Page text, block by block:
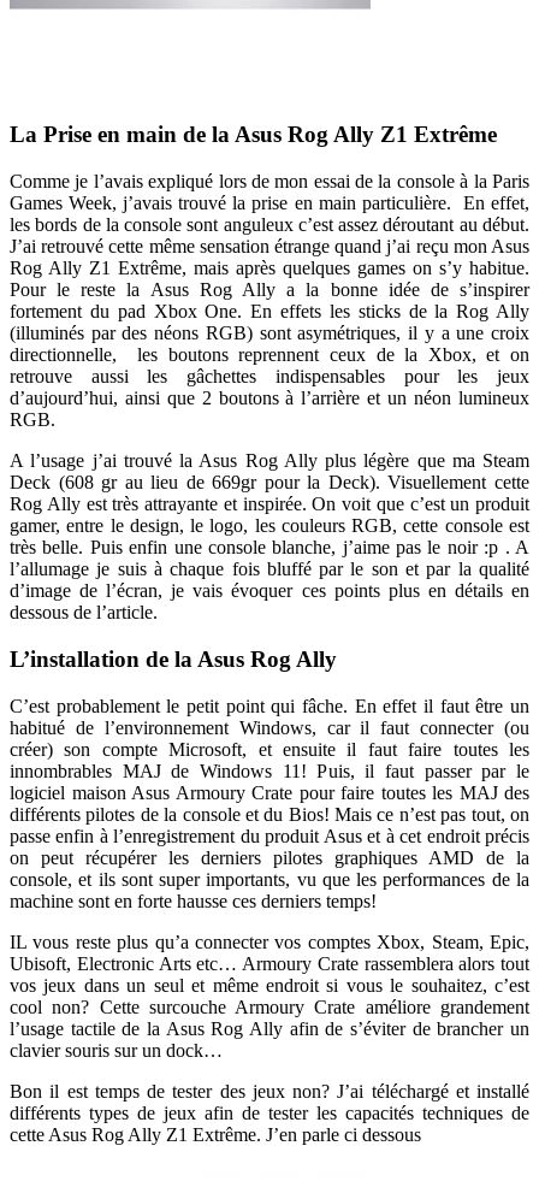
La Prise en main de la Asus Rog Ally Z1 Extrême
Comme je l’avais expliqué lors de mon essai de la console à la Paris
Games Week, j’avais trouvé la prise en main particulière. En effet,
les bords de la console sont anguleux c’est assez déroutant au début.
J’ai retrouvé cette même sensation étrange quand j’ai reçu mon Asus
Rog Ally Z1 Extrême, mais après quelques games on s’y habitue.
Pour le reste la Asus Rog Ally a la bonne idée de s’inspirer
fortement du pad Xbox One. En effets les sticks de la Rog Ally
(illuminés par des néons RGB) sont asymétriques, il y a une croix
directionnelle, les boutons reprennent ceux de la Xbox, et on
retrouve aussi les gâchettes indispensables pour les jeux
d’aujourd’hui, ainsi que 2 boutons à l’arrière et un néon lumineux
RGB.
A l’usage j’ai trouvé la Asus Rog Ally plus légère que ma Steam
Deck (608 gr au lieu de 669gr pour la Deck). Visuellement cette
Rog Ally est très attrayante et inspirée. On voit que c’est un produit
gamer, entre le design, le logo, les couleurs RGB, cette console est
très belle. Puis enfin une console blanche, j’aime pas le noir :p . A
l’allumage je suis à chaque fois bluffé par le son et par la qualité
d’image de l’écran, je vais évoquer ces points plus en détails en
dessous de l’article.
L’installation de la Asus Rog Ally
C’est probablement le petit point qui fâche. En effet il faut être un
habitué de l’environnement Windows, car il faut connecter (ou
créer) son compte Microsoft, et ensuite il faut faire toutes les
innombrables MAJ de Windows 11! Puis, il faut passer par le
logiciel maison Asus Armoury Crate pour faire toutes les MAJ des
différents pilotes de la console et du Bios! Mais ce n’est pas tout, on
passe enfin à l’enregistrement du produit Asus et à cet endroit précis
on peut récupérer les derniers pilotes graphiques AMD de la
console, et ils sont super importants, vu que les performances de la
machine sont en forte hausse ces derniers temps!
IL vous reste plus qu’a connecter vos comptes Xbox, Steam, Epic,
Ubisoft, Electronic Arts etc… Armoury Crate rassemblera alors tout
vos jeux dans un seul et même endroit si vous le souhaitez, c’est
cool non? Cette surcouche Armoury Crate améliore grandement
l’usage tactile de la Asus Rog Ally afin de s’éviter de brancher un
clavier souris sur un dock…
Bon il est temps de tester des jeux non? J’ai téléchargé et installé
différents types de jeux afin de tester les capacités techniques de
cette Asus Rog Ally Z1 Extrême. J’en parle ci dessous